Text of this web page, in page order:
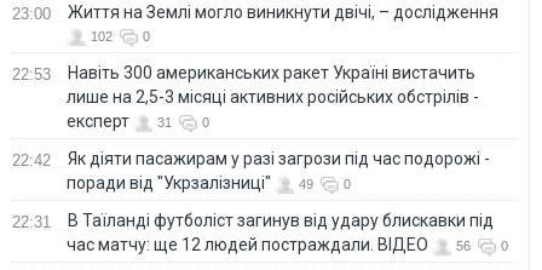
23:00 Життя на Землі могло виникнути двічі, – дослідження
102 0
22:53
Навіть 300 американських ракет Україні вистачить
лише на 2,5-3 місяці активних російських обстрілів -
експерт
31 0
22:42
Як діяти пасажирам у разі загрози під час подорожі -
поради від "Укрзалізниці"
49 0
22:31
В Таїланді футболіст загинув від удару блискавки під
час матчу: ще 12 людей постраждали. ВІДЕО
56 0